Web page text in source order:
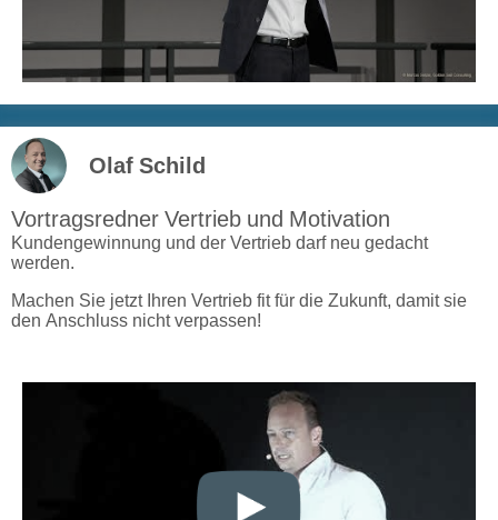
Olaf Schild
Vortragsredner Vertrieb und Motivation
Kundengewinnung und der Vertrieb darf neu gedacht
werden.
Machen Sie jetzt Ihren Vertrieb fit für die Zukunft, damit sie
den Anschluss nicht verpassen!